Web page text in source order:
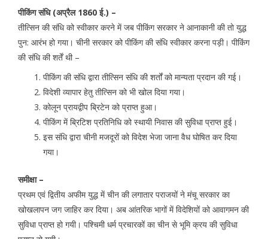
पीकिंग संधि (अप्रैल 1860 ई.) –
तीत्सिन की संधि को स्वीकार करने में जब पीकिंग सरकार ने आनाकानी की तो युद्ध
पुन: आरंभ हो गया। चीनी सरकार को पीकिंग की संधि स्वीकार करना पड़ी। पीकिंग
की संधि की शर्तें थी –
पीकिंग की संधि द्वारा तीत्सिन संधि की शर्तों को मान्यता प्रदान की गई।
विदेशी व्यापार हेतु तीत्सिन को भी खोल दिया गया।
कोलून प्रायद्वीप ब्रिटेन को प्राप्त हुआ।
पीकिंग में ब्रिटिश प्रतिनिधि को स्थायी निवास की सुविधा प्राप्त हुई।
इस संधि द्वारा चीनी मजदूरों को विदेश भेजा जाना वैध घोषित कर दिया
गया।
समीक्षा –
प्रथम एवं द्वितीय अफीम युद्ध में चीन की लगातार पराजयों ने मंचू सरकार का
खोखलापन जग जाहिर कर दिया। अब आंतरिक भागों में विदेशियों को आवागमन की
सुविधा प्राप्त हो गयी। पश्चिमी धर्म प्रचारकों का चीन से भूमि क्रय की सुविधा